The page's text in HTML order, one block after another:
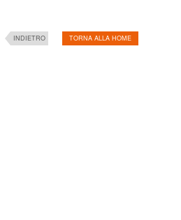
INDIETRO TORNA ALLA HOME